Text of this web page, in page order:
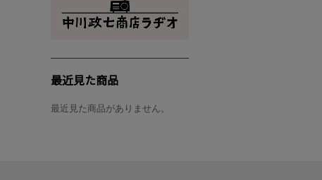
最近見た商品
最近見た商品がありません。